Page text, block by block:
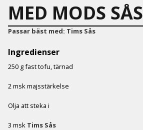
MED MODS SÅS
Passar bäst med: Tims Sås
Ingredienser
250 g fast tofu, tärnad
2 msk majsstärkelse
Olja att steka i
3 msk Tims Sås